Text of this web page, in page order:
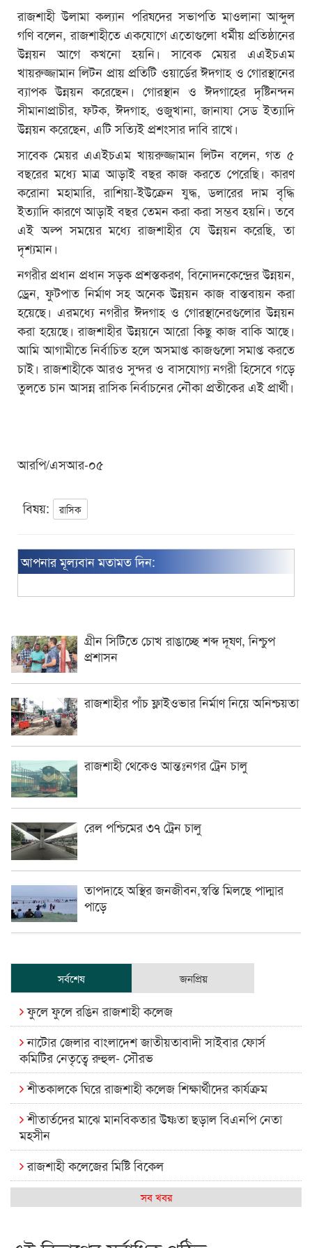
রাজশাহী উলামা কল্যান পরিষদের সভাপতি মাওলানা আব্দুল
গণি বলেন, রাজশাহীতে একযোগে এতোগুলো ধর্মীয় প্রতিষ্ঠানের
উন্নয়ন আগে কখনো হয়নি। সাবেক মেয়র এএইচএম
খায়রুজ্জামান লিটন প্রায় প্রতিটি ওয়ার্ডের ঈদগাহ ও গোরস্থানের
ব্যাপক উন্নয়ন করেছেন। গোরস্থান ও ঈদগাহের দৃষ্টিনন্দন
সীমানাপ্রাচীর, ফটক, ঈদগাহ, ওজুখানা, জানাযা সেড ইত্যাদি
উন্নয়ন করেছেন, এটি সত্যিই প্রশংসার দাবি রাখে।
সাবেক মেয়র এএইচএম খায়রুজ্জামান লিটন বলেন, গত ৫
বছরের মধ্যে মাত্র আড়াই বছর কাজ করতে পেরেছি। কারণ
করোনা মহামারি, রাশিয়া-ইউক্রেন যুদ্ধ, ডলারের দাম বৃদ্ধি
ইত্যাদি কারণে আড়াই বছর তেমন করা করা সম্ভব হয়নি। তবে
এই অল্প সময়ের মধ্যে রাজশাহীর যে উন্নয়ন করেছি, তা
দৃশ্যমান।
নগরীর প্রধান প্রধান সড়ক প্রশস্তকরণ, বিনোদনকেন্দ্রের উন্নয়ন,
ড্রেন, ফুটপাত নির্মাণ সহ অনেক উন্নয়ন কাজ বাস্তবায়ন করা
হয়েছে। এরমধ্যে নগরীর ঈদগাহ ও গোরস্থানেরগুলোর উন্নয়ন
করা হয়েছে। রাজশাহীর উন্নয়নে আরো কিছু কাজ বাকি আছে।
আমি আগামীতে নির্বাচিত হলে অসমাপ্ত কাজগুলো সমাপ্ত করতে
চাই। রাজশাহীকে আরও সুন্দর ও বাসযোগ্য নগরী হিসেবে গড়ে
তুলতে চান আসন্ন রাসিক নির্বাচনের নৌকা প্রতীকের এই প্রার্থী।
আরপি/এসআর-০৫
বিষয়: রাসিক
আপনার মূল্যবান মতামত দিন:
গ্রীন সিটিতে চোখ রাঙাচ্ছে শব্দ দূষণ, নিশ্চুপ
প্রশাসন
রাজশাহীর পাঁচ ফ্লাইওভার নির্মাণ নিয়ে অনিশ্চয়তা
রাজশাহী থেকেও আন্তঃনগর ট্রেন চালু
রেল পশ্চিমের ৩৭ ট্রেন চালু
তাপদাহে অস্থির জনজীবন,স্বস্তি মিলছে পাদ্মার
পাড়ে
সর্বশেষ জনপ্রিয়
ফুলে ফুলে রঙিন রাজশাহী কলেজ
নাটোর জেলার বাংলাদেশ জাতীয়তাবাদী সাইবার ফোর্স
কমিটির নেতৃত্বে রুহুল- সৌরভ
শীতকালকে ঘিরে রাজশাহী কলেজ শিক্ষার্থীদের কার্যক্রম
শীতার্তদের মাঝে মানবিকতার উষ্ণতা ছড়াল বিএনপি নেতা
মহসীন
রাজশাহী কলেজের মিষ্টি বিকেল
কেমন আছে আমাদের দেশের মধ্যবিত্তরা
সব খবর